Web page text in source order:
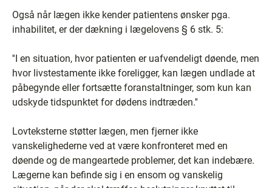
Også når lægen ikke kender patientens ønsker pga.
inhabilitet, er der dækning i lægelovens § 6 stk. 5:
''I en situation, hvor patienten er uafvendeligt døende, men
hvor livstestamente ikke foreligger, kan lægen undlade at
påbegynde eller fortsætte foranstaltninger, som kun kan
udskyde tidspunktet for dødens indtræden.''
Lovteksterne støtter lægen, men fjerner ikke
vanskelighederne ved at være konfronteret med en
døende og de mangeartede problemer, det kan indebære.
Lægerne kan befinde sig i en ensom og vanskelig